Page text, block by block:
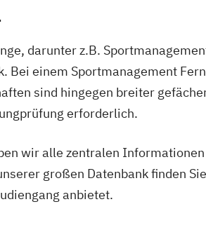
darunter z.B.
einem Sportmanagement
sind hingegen breiter
erforderlich.
wir alle zentralen
großen Datenbank finden
anbietet.